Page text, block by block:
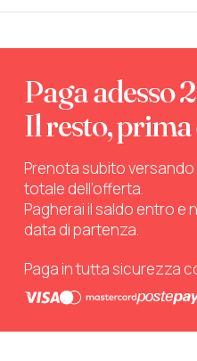
Paga adesso
Il resto,
Prenota subito
totale dell’offerta.
Pagherai il saldo entro e
data di partenza.
Paga in tutta sicurezza